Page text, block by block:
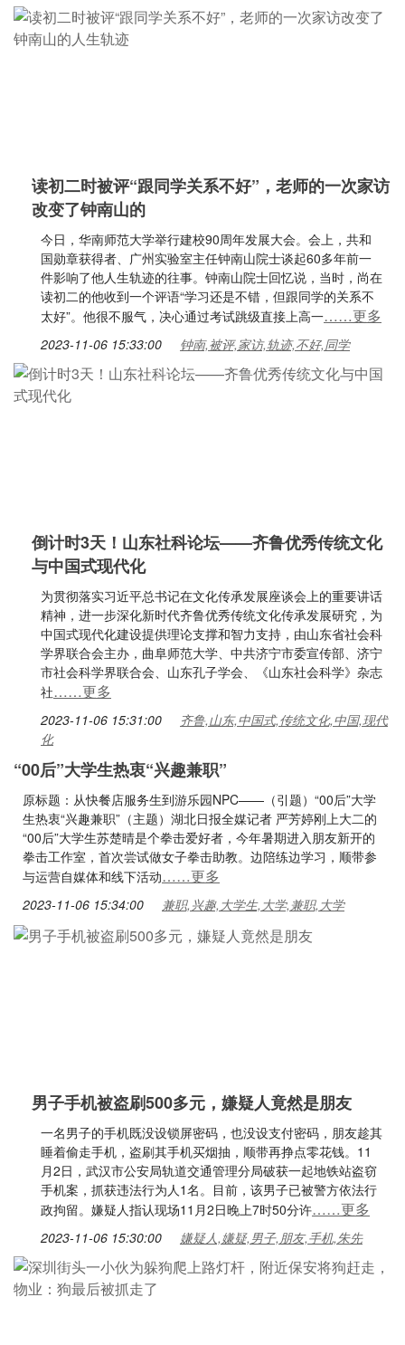
读初二时被评“跟同学关系不好”，老师的一次家访
改变了钟南山的
今日，华南师范大学举行建校90周年发展大会。会上，共和
国勋章获得者、广州实验室主任钟南山院士谈起60多年前一
件影响了他人生轨迹的往事。钟南山院士回忆说，当时，尚在
读初二的他收到一个评语“学习还是不错，但跟同学的关系不
太好”。他很不服气，决心通过考试跳级直接上高一……更多
2023-11-06 15:33:00 钟南,被评,家访,轨迹,不好,同学
倒计时3天！山东社科论坛——齐鲁优秀传统文化
与中国式现代化
为贯彻落实习近平总书记在文化传承发展座谈会上的重要讲话
精神，进一步深化新时代齐鲁优秀传统文化传承发展研究，为
中国式现代化建设提供理论支撑和智力支持，由山东省社会科
学界联合会主办，曲阜师范大学、中共济宁市委宣传部、济宁
市社会科学界联合会、山东孔子学会、《山东社会科学》杂志
社……更多
2023-11-06 15:31:00
齐鲁,山东,中国式,传统文化,中国,现代
化
“00后”大学生热衷“兴趣兼职”
原标题：从快餐店服务生到游乐园NPC——（引题）“00后”大学
生热衷“兴趣兼职”（主题）湖北日报全媒记者 严芳婷刚上大二的
“00后”大学生苏楚晴是个拳击爱好者，今年暑期进入朋友新开的
拳击工作室，首次尝试做女子拳击助教。边陪练边学习，顺带参
与运营自媒体和线下活动……更多
2023-11-06 15:34:00 兼职,兴趣,大学生,大学,兼职,大学
男子手机被盗刷500多元，嫌疑人竟然是朋友
一名男子的手机既没设锁屏密码，也没设支付密码，朋友趁其
睡着偷走手机，盗刷其手机买烟抽，顺带再挣点零花钱。11
月2日，武汉市公安局轨道交通管理分局破获一起地铁站盗窃
手机案，抓获违法行为人1名。目前，该男子已被警方依法行
政拘留。嫌疑人指认现场11月2日晚上7时50分许……更多
2023-11-06 15:30:00 嫌疑人,嫌疑,男子,朋友,手机,朱先